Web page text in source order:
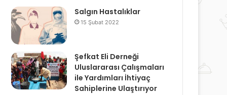
Salgın Hastalıklar
15 Şubat 2022
Şefkat Eli Derneği
Uluslararası Çalışmaları
ile Yardımları İhtiyaç
Sahiplerine Ulaştırıyor